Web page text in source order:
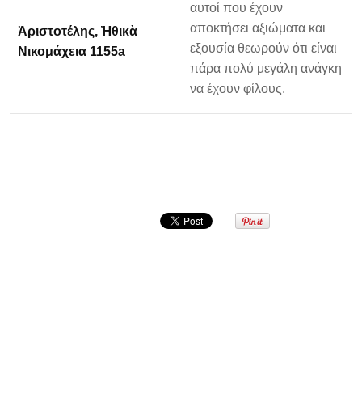
Ἀριστοτέλης, Ἠθικὰ
Νικομάχεια 1155a
αυτοί που έχουν
αποκτήσει αξιώματα και
εξουσία θεωρούν ότι είναι
πάρα πολύ μεγάλη ανάγκη
να έχουν φίλους.